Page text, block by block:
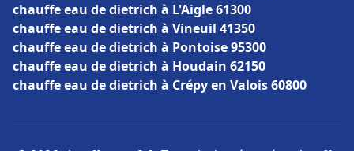
chauffe eau de dietrich à L'Aigle 61300
chauffe eau de dietrich à Vineuil 41350
chauffe eau de dietrich à Pontoise 95300
chauffe eau de dietrich à Houdain 62150
chauffe eau de dietrich à Crépy en Valois 60800